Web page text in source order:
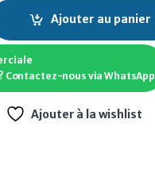
PM quantity
Ajouter au panier
Contactez-nous via WhatsApp
Ajouter à la wishlist